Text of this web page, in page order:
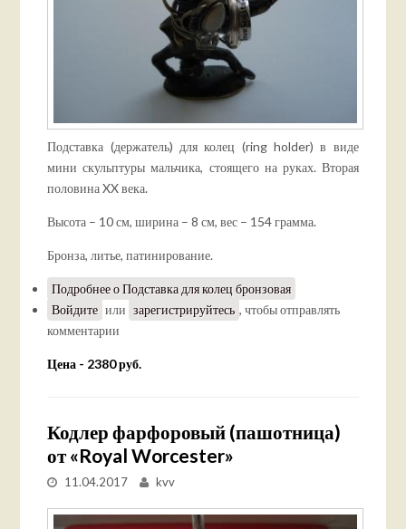
Подставка (держатель) для колец (ring holder) в виде
мини скульптуры мальчика, стоящего на руках. Вторая
половина XX века.
Высота – 10 см, ширина – 8 см, вес – 154 грамма.
Бронза, литье, патинирование.
Подробнеео Подставка для колец бронзовая
Войдите или зарегистрируйтесь , чтобы отправлять
комментарии
Цена - 2380 руб.
Кодлер фарфоровый (пашотница)
от «Royal Worcester»
11.04.2017 kvv